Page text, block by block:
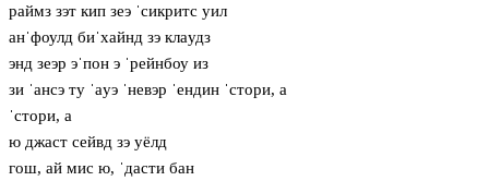
раймз зэт кип зеэ ˈсикритс уил
анˈфоулд биˈхайнд зэ клaудз
энд зеэр эˈпон э ˈрейнбоу из
зи ˈансэ ту ˈaуэ ˈневэр ˈендин ˈстори, а
ˈстори, а
ю джаст сейвд зэ уёлд
гош, ай мис ю, ˈдасти бан